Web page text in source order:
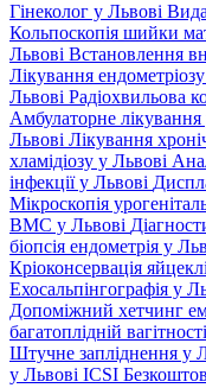
Гінеколог у Львові
Кольпоскопія шийки
Львові Встановлення
Лікування
Львові Радіохвильова
Амбулаторне лікування
Львові Лікування
хламідіозу у Львові
інфекції у Львові
Мікроскопія
ВМС у Львові
біопсія ендометрія у
Кріоконсервація
Ехосальпінгографія у
Допоміжний хетчинг
багатоплідній
Штучне запліднення у
у Львові ICSI